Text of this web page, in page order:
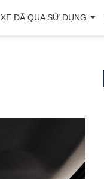
XE ĐÃ QUA SỬ DỤNG